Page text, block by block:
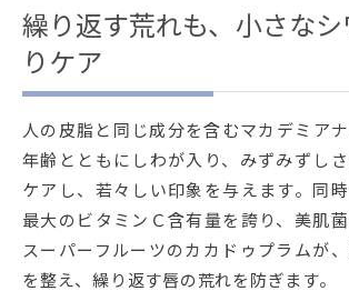
繰り返す荒れも、小さな
りケア
人の皮脂と同じ成分を含むマカデミアナ
年齢とともにしわが入り、みずみずし
ケアし、若々しい印象を与えます。同
最大のビタミンＣ含有量を誇り、美肌
スーパーフルーツのカカドゥプラムが
を整え、繰り返す唇の荒れを防ぎます。